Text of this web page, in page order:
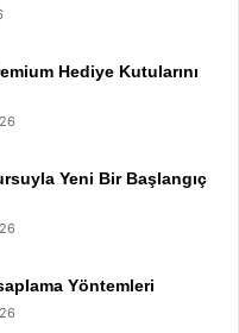
Hediye Kutularını
Yeni Bir Başlangıç
Yöntemleri